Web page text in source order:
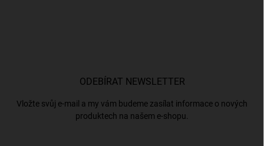
ODEBÍRAT NEWSLETTER
Vložte svůj e-mail a my vám budeme zasílat informace o nových
produktech na našem e-shopu.